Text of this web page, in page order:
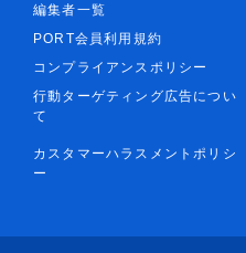
編集者一覧
PORT会員利用規約
コンプライアンスポリシー
行動ターゲティング広告につい
て
カスタマーハラスメントポリシ
ー